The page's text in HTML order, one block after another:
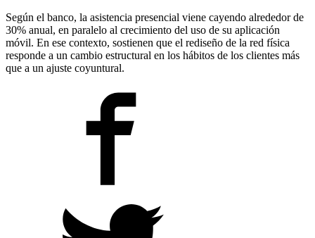
Según el banco, la asistencia presencial viene cayendo alrededor de
30% anual, en paralelo al crecimiento del uso de su aplicación
móvil. En ese contexto, sostienen que el rediseño de la red física
responde a un cambio estructural en los hábitos de los clientes más
que a un ajuste coyuntural.